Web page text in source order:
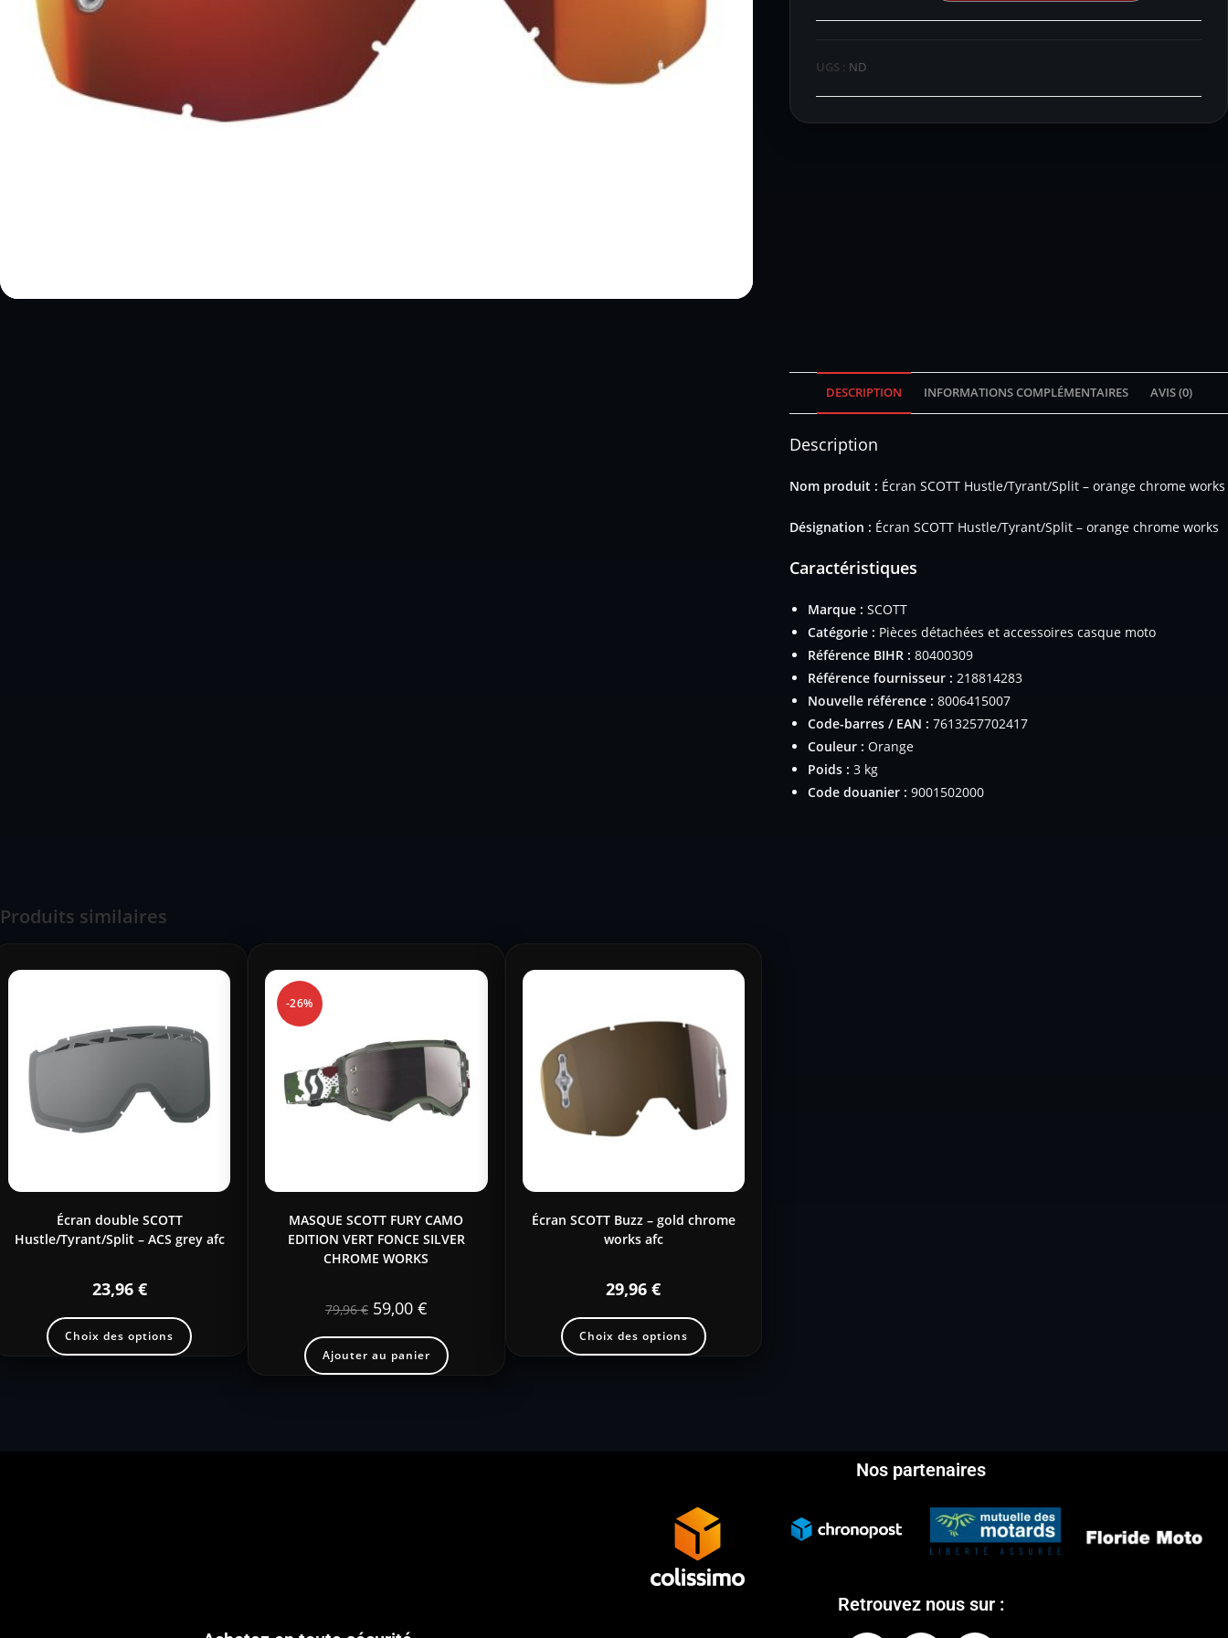
UGS : ND
DESCRIPTION INFORMATIONS COMPLÉMENTAIRES AVIS (0)
Description
Nom produit : Écran SCOTT Hustle/Tyrant/Split – orange chrome works
Désignation : Écran SCOTT Hustle/Tyrant/Split – orange chrome works
Caractéristiques
Marque : SCOTT
Catégorie : Pièces détachées et accessoires casque moto
Référence BIHR : 80400309
Référence fournisseur : 218814283
Nouvelle référence : 8006415007
Code-barres / EAN : 7613257702417
Couleur : Orange
Poids : 3 kg
Code douanier : 9001502000
Produits similaires
Écran double SCOTT
Hustle/Tyrant/Split – ACS grey afc
23,96 €
Choix des options
-26%
MASQUE SCOTT FURY CAMO
EDITION VERT FONCE SILVER
CHROME WORKS
79,96€ 59,00 €
Ajouter au panier
Écran SCOTT Buzz – gold chrome
works afc
29,96€
Choix des options
Nos partenaires
Retrouvez nous sur :